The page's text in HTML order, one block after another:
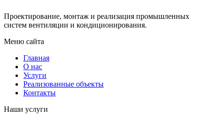
Проектирование, монтаж и реализация промышленных
систем вентиляции и кондиционирования.
Меню сайта
Главная
О нас
Услуги
Реализованные объекты
Контакты
Наши услуги